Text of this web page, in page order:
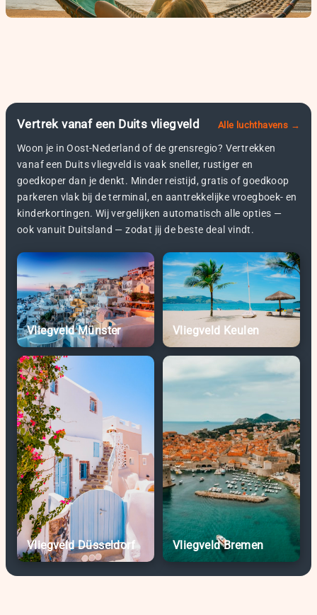
Vertrek vanaf een Duits vliegveld Alle luchthavens →
Woon je in Oost-Nederland of de grensregio? Vertrekken
vanaf een Duits vliegveld is vaak sneller, rustiger en
goedkoper dan je denkt. Minder reistijd, gratis of goedkoop
parkeren vlak bij de terminal, en aantrekkelijke vroegboek- en
kinderkortingen. Wij vergelijken automatisch alle opties —
ook vanuit Duitsland — zodat jij de beste deal vindt.
Vliegveld Münster Vliegveld Keulen
Vliegveld Düsseldorf Vliegveld Bremen